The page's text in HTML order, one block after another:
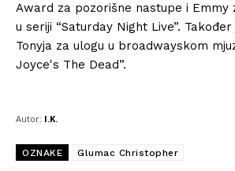
Award za pozorišne nastupe i Emmy
u seriji “Saturday Night Live”.
Tonyja za ulogu u broadwayskom
Joyce's The Dead”.
Autor: I.K.
OZNAKE Glumac Christopher